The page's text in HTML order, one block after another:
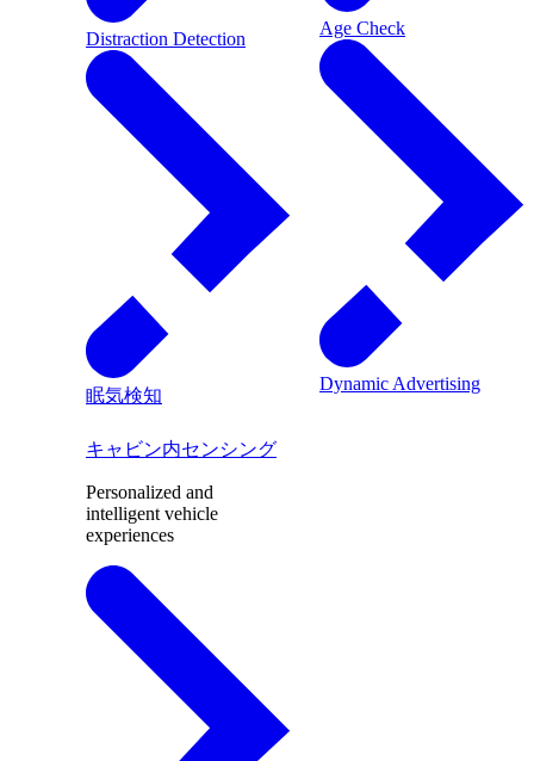
Distraction Detection
眠気検知
Age Check
Dynamic Advertising
キャビン内センシング
Personalized and
intelligent vehicle
experiences